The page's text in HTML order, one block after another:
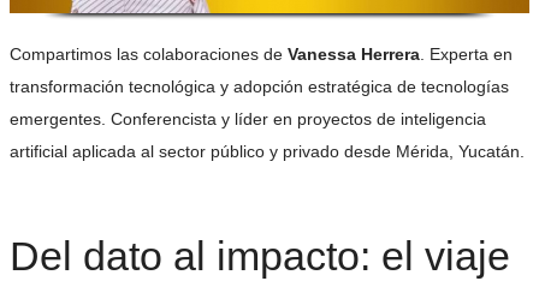
Compartimos las colaboraciones de Vanessa Herrera . Experta en
transformación tecnológica y adopción estratégica de tecnologías
emergentes. Conferencista y líder en proyectos de inteligencia
artificial aplicada al sector público y privado desde Mérida, Yucatán.
Del dato al impacto: el viaje